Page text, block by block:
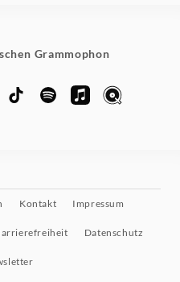
Grammophon
Kontakt Impressum
Datenschutz